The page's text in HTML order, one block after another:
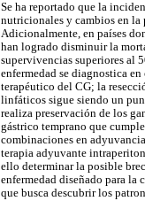
Se ha reportado que la
nutricionales y cambios en la
Adicionalmente, en países
han logrado disminuir la
supervivencias superiores al
enfermedad se diagnostica
terapéutico del CG; la
linfáticos sigue siendo un
realiza preservación de los
gástrico temprano que
combinaciones en
terapia adyuvante
ello determinar la posible
enfermedad diseñado para la
que busca descubrir los